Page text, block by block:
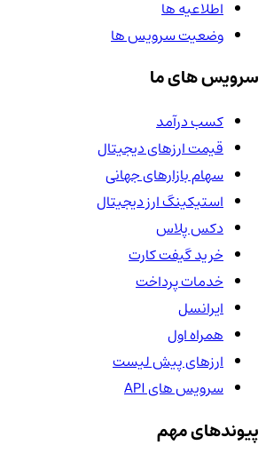
اطلاعیه ها
وضعیت سرویس ها
سرویس های ما
کسب درآمد
قیمت ارزهای دیجیتال
سهام بازارهای جهانی
استیکینگ ارز دیجیتال
دکس پلاس
خرید گیفت کارت
خدمات پرداخت
ایرانسل
همراه اول
ارزهای پیش لیست
سرویس های API
پیوندهای مهم